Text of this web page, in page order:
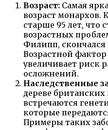
Возраст: Самая
возраст монархов.
старше 95 лет, что
возрастных
Филипп, скончался
Возрастной фактор
увеличивает риск
осложнений.
Наследственные
дереве британских
встречаются
которые
Примеры таких